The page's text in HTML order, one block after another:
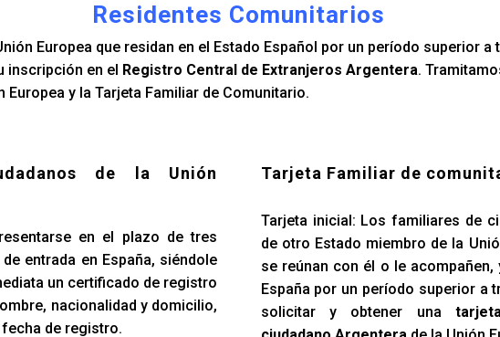
Residentes Comunitarios
Europea que residan en el Estado Español por un período superior a
inscripción en el Registro Central de Extranjeros Argentera.
Europea y la Tarjeta Familiar de Comunitario.
de la Unión
en el plazo de tres
entrada en España, siéndole
un certificado de registro
nacionalidad y domicilio,
de registro.
Tarjeta Familiar de
Tarjeta inicial: Los familiares de
de otro Estado miembro de la
se reúnan con él o le acompañen,
España por un período superior a
solicitar y obtener una